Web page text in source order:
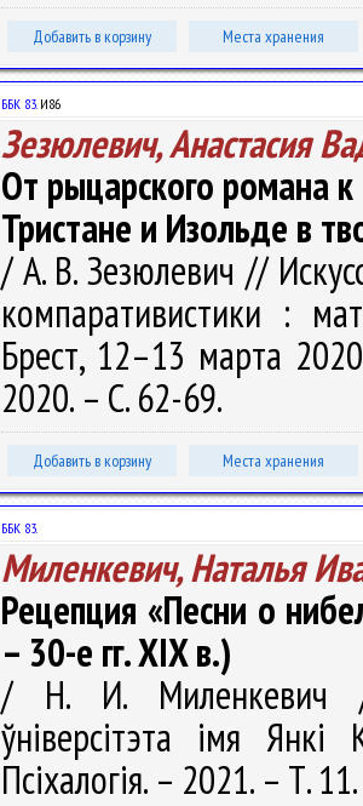
Добавить в корзину Места хранения
ББК 83.И86
Зезюлевич, Анастасия
От рыцарского романа
Тристане и Изольде в
/ А. В. Зезюлевич //
компаративистики :
Брест, 12–13 марта
2020. – С. 62-69.
Добавить в корзину Места хранения
ББК 83.
Миленкевич, Наталья
Рецепция «Песни о
– 30-е гг. XIX в.)
/ Н. И. Миленкевич //
ўніверсітэта імя Янкі
Псіхалогія. – 2021. – Т.